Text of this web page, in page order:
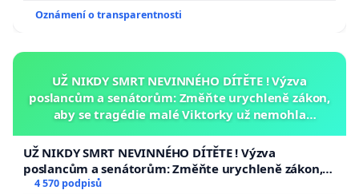
Oznámení o transparentnosti
UŽ NIKDY SMRT NEVINNÉHO DÍTĚTE ! Výzva
poslancům a senátorům: Změňte urychleně zákon,
aby se tragédie malé Viktorky už nemohla
UŽ NIKDY SMRT NEVINNÉHO DÍTĚTE ! Výzva
poslancům a senátorům: Změňte urychleně zákon,
aby se tragédie malé Viktorky už nemohla opakovat!
4 570 podpisů